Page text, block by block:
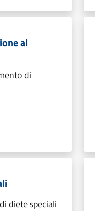
al
di
diete speciali